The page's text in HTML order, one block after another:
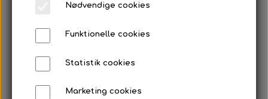
Om
Nødvendige cookies
Funktionelle cookies
Statistik cookies
Marketing cookies